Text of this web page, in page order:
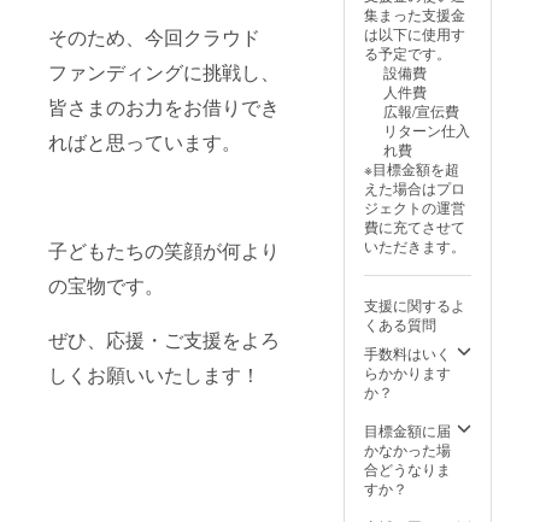
そのため、今回クラウド
ファンディングに挑戦し、
皆さまのお力をお借りでき
ればと思っています。
子どもたちの笑顔が何より
の宝物です。
ぜひ、応援・ご支援をよろ
しくお願いいたします！
ポン
サー様
側でご
用意い
ただき
ます。
・記事
数は、1
記事あ
たり最
大2000
文字ま
でとさ
ただき
ます。
・記事
に掲載
する画
記事に
つき最
大4枚ま
で使用
集まった支援金
は以下に使用す
る予定です。
設備費
人件費
広報/宣伝費
リターン仕入
れ費
※目標金額を超
えた場合はプロ
ジェクトの運営
費に充てさせて
いただきます。
支援に関するよ
くある質問
手数料はいく
らかかります
か？
目標金額に届
かなかった場
合どうなりま
すか？